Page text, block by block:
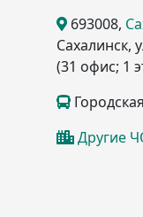
693008,
Сахалинск,
(31 офис; 1
Другие